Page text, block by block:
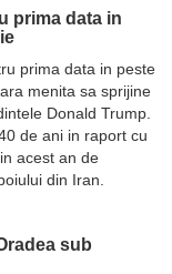
prima data in
prima data in peste
menita sa sprijine
Donald Trump.
de ani in raport cu
acest an de
din Iran.
sub